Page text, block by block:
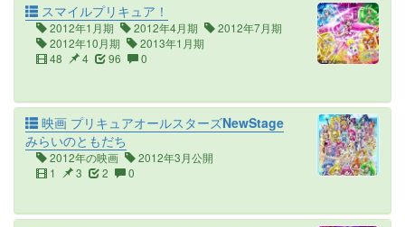
スマイルプリキュア！
2012年1月期 2012年4月期
2012年7月期
2012年10月期
2013年1月期
48
4 96 0
映画 プリキュアオールスターズNewStage
みらいのともだち
2012年の映画
2012年3月公開
1
3 2 0